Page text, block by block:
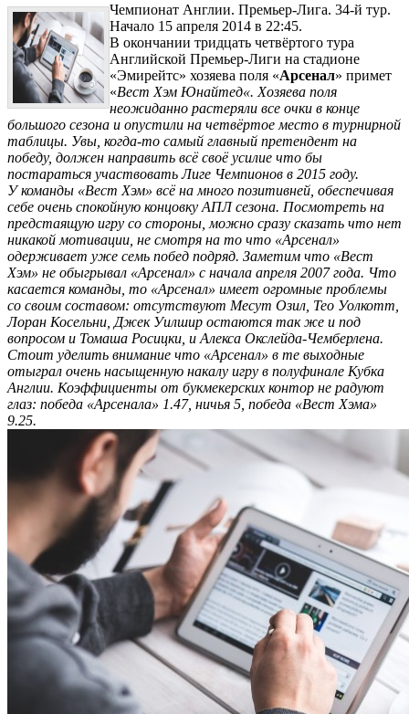
Чемпионат Англии. Премьер-Лига. 34-й тур.
Начало 15 апреля 2014 в 22:45.
В окончании тридцать четвёртого тура
Английской Премьер-Лиги на стадионе
«Эмирейтс» хозяева поля «Арсенал» примет
«Вест Хэм Юнайтед«. Хозяева поля
неожиданно растеряли все очки в конце
большого сезона и опустили на четвёртое место в турнирной
таблицы. Увы, когда-то самый главный претендент на
победу, должен направить всё своё усилие что бы
постараться участвовать Лиге Чемпионов в 2015 году.
У команды «Вест Хэм» всё на много позитивней, обеспечивая
себе очень спокойную концовку АПЛ сезона. Посмотреть на
предстаящую игру со стороны, можно сразу сказать что нет
никакой мотивации, не смотря на то что «Арсенал»
одерживает уже семь побед подряд. Заметим что «Вест
Хэм» не обыгрывал «Арсенал» с начала апреля 2007 года. Что
касается команды, то «Арсенал» имеет огромные проблемы
со своим составом: отсутствуют Месут Озил, Тео Уолкотт,
Лоран Косельни, Джек Уилшир остаются так же и под
вопросом и Томаша Росицки, и Алекса Окслейда-Чемберлена.
Стоит уделить внимание что «Арсенал» в те выходные
отыграл очень насыщенную накалу игру в полуфинале Кубка
Англии. Коэффициенты от букмекерских контор не радуют
глаз: победа «Арсенала» 1.47, ничья 5, победа «Вест Хэма»
9.25.